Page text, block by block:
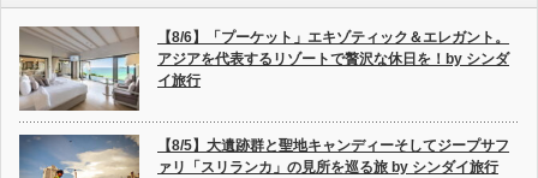
【8/6】「プーケット」エキゾティック＆エレガント。
アジアを代表するリゾートで贅沢な休日を！by シンダ
イ旅行
【8/5】大遺跡群と聖地キャンディーそしてジープサフ
ァリ「スリランカ」の見所を巡る旅 by シンダイ旅行